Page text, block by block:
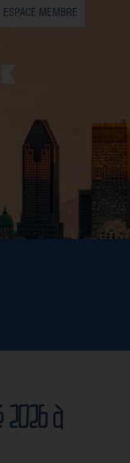
?
ESPACE MEMBRE
à